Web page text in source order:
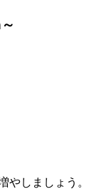
やしましょう。